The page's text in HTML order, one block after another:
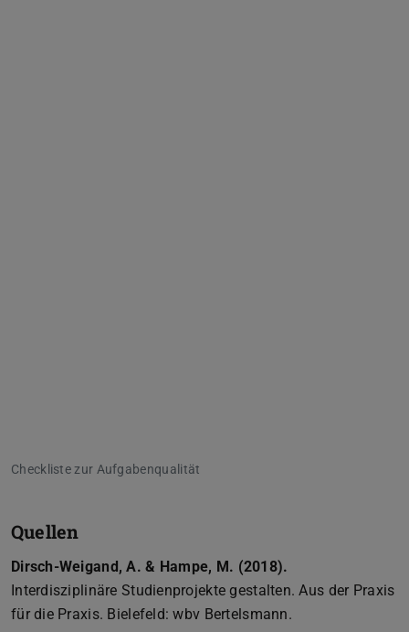
Checkliste zur Aufgabenqualität
Quellen
Dirsch-Weigand, A. & Hampe, M. (2018).
Interdisziplinäre Studienprojekte gestalten. Aus der Praxis
für die Praxis. Bielefeld: wbv Bertelsmann.